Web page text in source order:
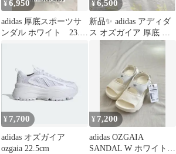
¥6,950
adidas 厚底スポーツサ
ンダル ホワイト 23.5
㎝
¥6,500
新品✨️ adidas アディダ
ス オズガイア 厚底 サ
¥ 7,700
adidas オズガイア
ozgaia 22.5cm
¥ 7,200
adidas OZGAIA
SANDAL W ホワイト